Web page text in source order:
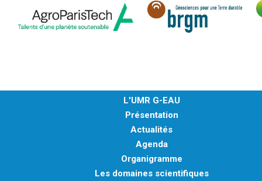
L'UMR G-EAU
Présentation
Actualités
Agenda
Organigramme
Les domaines scientifiques